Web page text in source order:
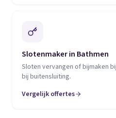
Slotenmaker in Bathmen
Sloten vervangen of bijmaken
bij buitensluiting.
Vergelijk offertes